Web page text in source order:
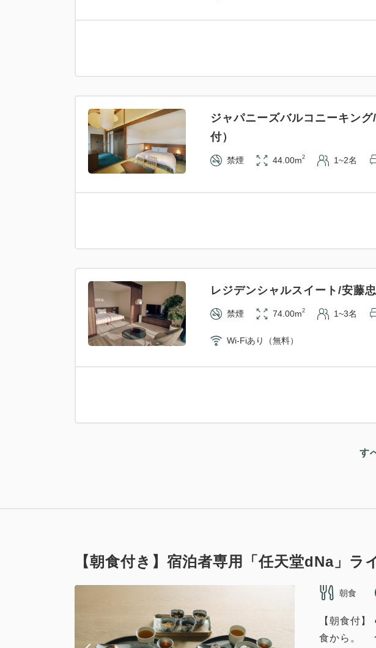
ジャパニーズバルコニーキン
付）
禁煙 44.00m2 1~2名
レジデンシャルスイート/安藤
禁煙 74.00m2 1~3名
Wi-Fiあり（無料）
スーペリアツイン/安藤忠雄氏
す
【朝食付き】宿泊者専用「任天堂dNa」
朝食
【朝食付
食から。